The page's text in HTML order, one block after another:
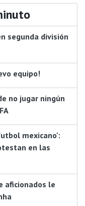
segunda división
equipo!
no jugar ningún
mexicano':
en las
aficionados le